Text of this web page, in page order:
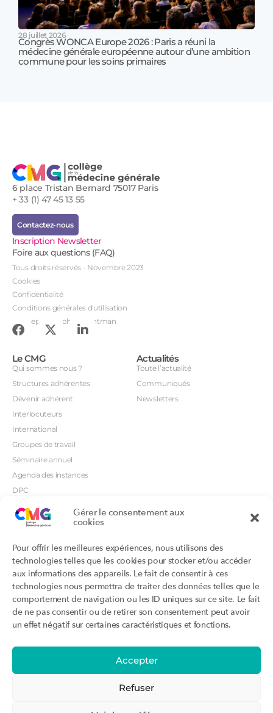
Gérer le consentement aux
cookies
Pour offrir les meilleures expériences, nous utilisons des
technologies telles que les cookies pour stocker et/ou accéder
aux informations des appareils. Le fait de consentir à ces
technologies nous permettra de traiter des données telles que le
comportement de navigation ou les ID uniques sur ce site. Le fait
de ne pas consentir ou de retirer son consentement peut avoir
un effet négatif sur certaines caractéristiques et fonctions.
Accepter
Refuser
28 juillet 2026
Congrès WONCA Europe 2026 : Paris a réuni la
médecine générale européenne autour d’une ambition
commune pour les soins primaires
6 place Tristan Bernard 75017 Paris
+ 33 (1) 47 45 13 55
Contactez-nous
Inscription Newsletter
Foire aux questions (FAQ)
Tous droits réservés - Novembre 2023
Cookies
Confidentialité
Conditions générales d'utilisation
Conception : John Brightman
Le CMG
Qui sommes nous ?
Structures adhérentes
Dévenir adhérent
Interlocuteurs
International
Groupes de travail
Séminaire annuel
Agenda des instances
DPC
CSI
Orientations prioritaires
Actualités
Toute l’actualité
Communiqués
Newsletters
Productions
Productions du Collège
Productions des structures
adhérentes
Labellisation
Addictions et médecine générale
Et si c’était une maladie rare ?
Portails
Annuaire DU/DIU
Archimede.fr
Ebmfrance.net
Toutes les recos
Certificats-absurdes.fr
la contraception dite masculine
Activité « sommeil »
Évènements
CMGF 2025
CMGF - Editions précédentes